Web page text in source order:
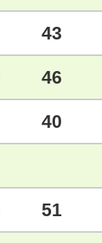
43
46
40
51